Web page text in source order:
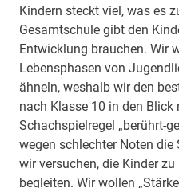
Kindern steckt viel, was es
Gesamtschule gibt den
Entwicklung brauchen. Wir
Lebensphasen von
ähneln, weshalb wir den
nach Klasse 10 in den Blick
Schachspielregel „berührt-
wegen schlechter Noten die
wir versuchen, die Kinder
begleiten. Wir wollen